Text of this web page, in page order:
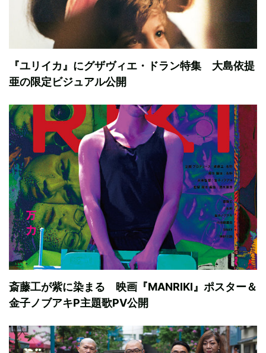
『ユリイカ』にグザヴィエ・ドラン特集 大島依提
亜の限定ビジュアル公開
斎藤工が紫に染まる 映画『MANRIKI』ポスター＆
金子ノブアキP主題歌PV公開